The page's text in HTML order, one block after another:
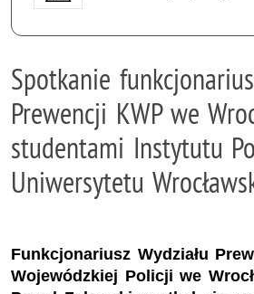
Spotkanie
Prewencji KWP we
studentami Instytutu
Uniwersytetu
Funkcjonariusz Wydziału
Wojewódzkiej Policji we